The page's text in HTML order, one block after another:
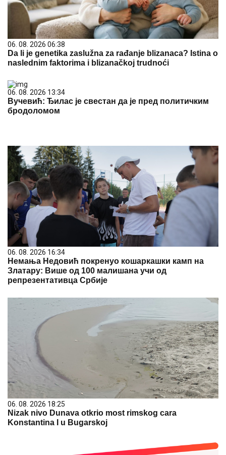
06. 08. 2026 06:38
Da li je genetika zaslužna za rađanje blizanaca? Istina o
naslednim faktorima i blizanačkoj trudnoći
06. 08. 2026 13:34
Вучевић: Ђилас је свестан да је пред политичким
бродоломом
06. 08. 2026 16:34
Немања Недовић покренуо кошаркашки камп на
Златару: Више од 100 малишана учи од
репрезентативца Србије
06. 08. 2026 18:25
Nizak nivo Dunava otkrio most rimskog cara
Konstantina I u Bugarskoj